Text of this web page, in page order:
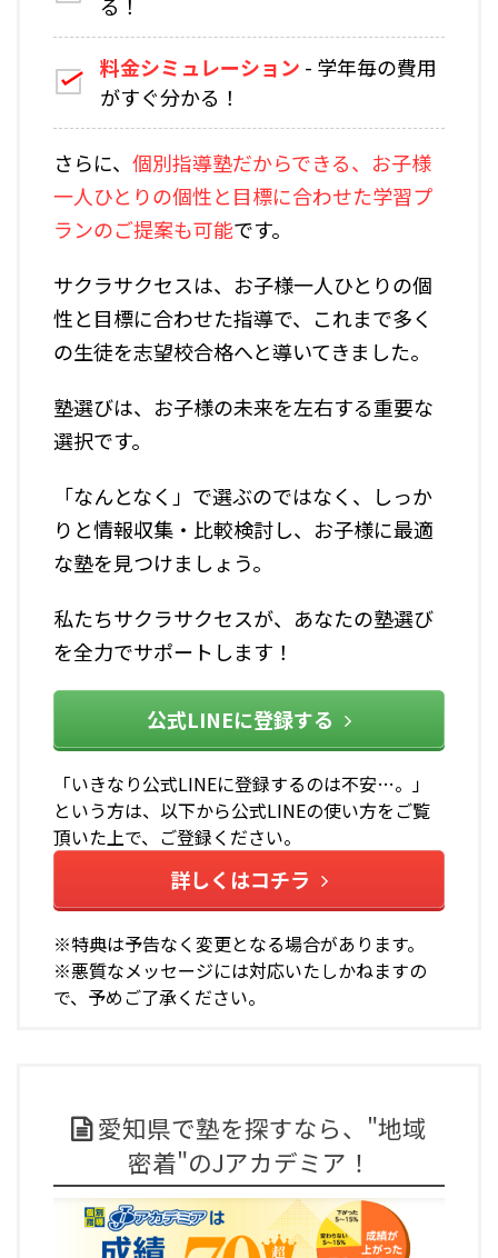
料金シミュレーション - 学年毎の費用
がすぐ分かる！
さらに、 個別指導塾だからできる、お子様
一人ひとりの個性と目標に合わせた学習プ
ランのご提案も可能です。
サクラサクセスは、お子様一人ひとりの個
性と目標に合わせた指導で、これまで多く
の生徒を志望校合格へと導いてきました。
塾選びは、お子様の未来を左右する重要な
選択です。
「なんとなく」で選ぶのではなく、しっか
りと情報収集・比較検討し、お子様に最適
な塾を見つけましょう。
私たちサクラサクセスが、あなたの塾選び
を全力でサポートします！
公式LINEに登録する
「いきなり公式LINEに登録するのは不安…。」
という方は、以下から公式LINEの使い方をご覧
頂いた上で、ご登録ください。
詳しくはコチラ
※特典は予告なく変更となる場合があります。
※悪質なメッセージには対応いたしかねますの
で、予めご了承ください。
愛知県で塾を探すなら、"地域
密着"のJアカデミア！